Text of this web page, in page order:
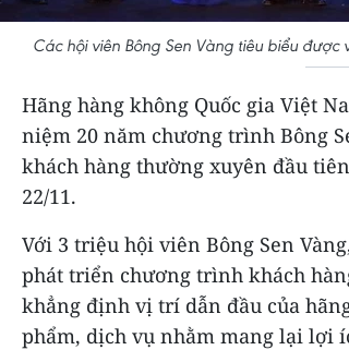
Các hội viên Bông Sen Vàng tiêu biểu
Hãng hàng không Quốc gia Việt
niệm 20 năm chương trình Bông
khách hàng thường xuyên đầu
22/11.
Với 3 triệu hội viên Bông Sen
phát triển chương trình khách
khẳng định vị trí dẫn đầu của
phẩm, dịch vụ nhằm mang lại lợi